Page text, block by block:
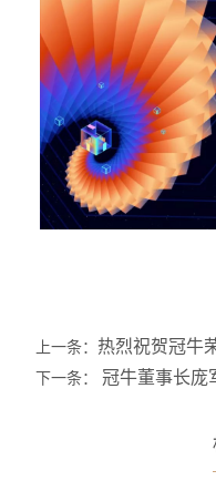
上一条： 热烈祝贺冠牛
业”殊荣
下一条： 冠牛董事长庞